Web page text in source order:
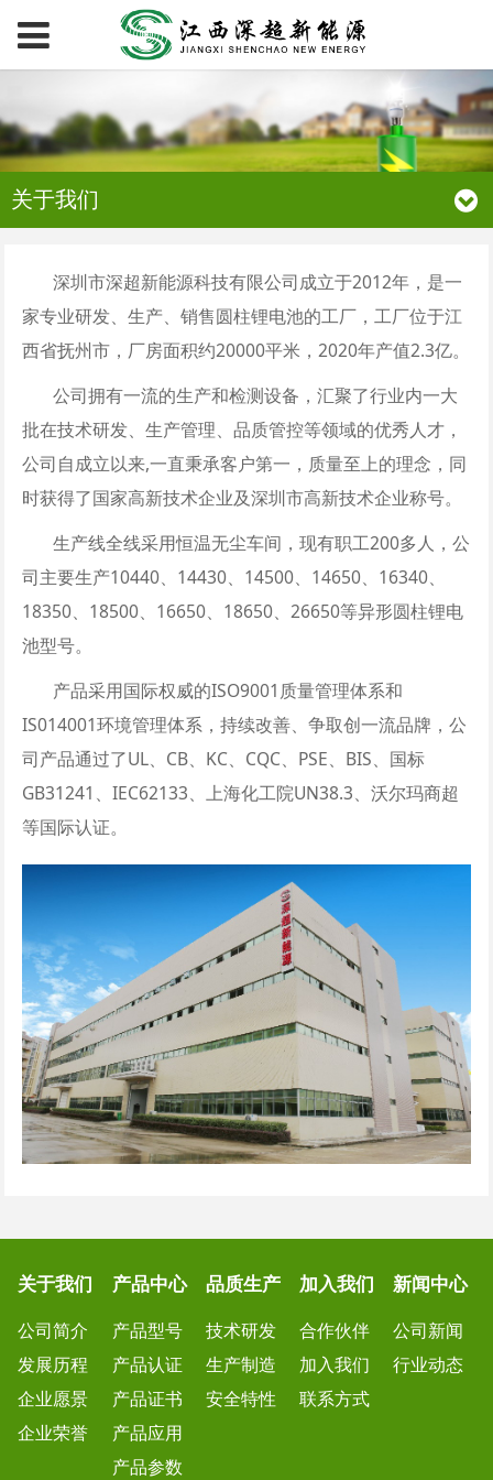
关于我们
深圳市深超新能源科技有限公司成立于2012年，是一
家专业研发、生产、销售圆柱锂电池的工厂，工厂位于江
西省抚州市，厂房面积约20000平米，2020年产值2.3亿。
公司拥有一流的生产和检测设备，汇聚了行业内一大
批在技术研发、生产管理、品质管控等领域的优秀人才，
公司自成立以来,一直秉承客户第一，质量至上的理念，同
时获得了国家高新技术企业及深圳市高新技术企业称号。
生产线全线采用恒温无尘车间，现有职工200多人，公
司主要生产10440、14430、14500、14650、16340、
18350、18500、16650、18650、26650等异形圆柱锂电
池型号。
产品采用国际权威的ISO9001质量管理体系和
IS014001环境管理体系，持续改善、争取创一流品牌，公
司产品通过了UL、CB、KC、CQC、PSE、BIS、国标
GB31241、IEC62133、上海化工院UN38.3、沃尔玛商超
等国际认证。
关于我们
公司简介
发展历程
企业愿景
企业荣誉
产品中心
产品型号
产品认证
产品证书
产品应用
产品参数
品质生产
技术研发
生产制造
安全特性
加入我们
合作伙伴
加入我们
联系方式
新闻中心
公司新闻
行业动态